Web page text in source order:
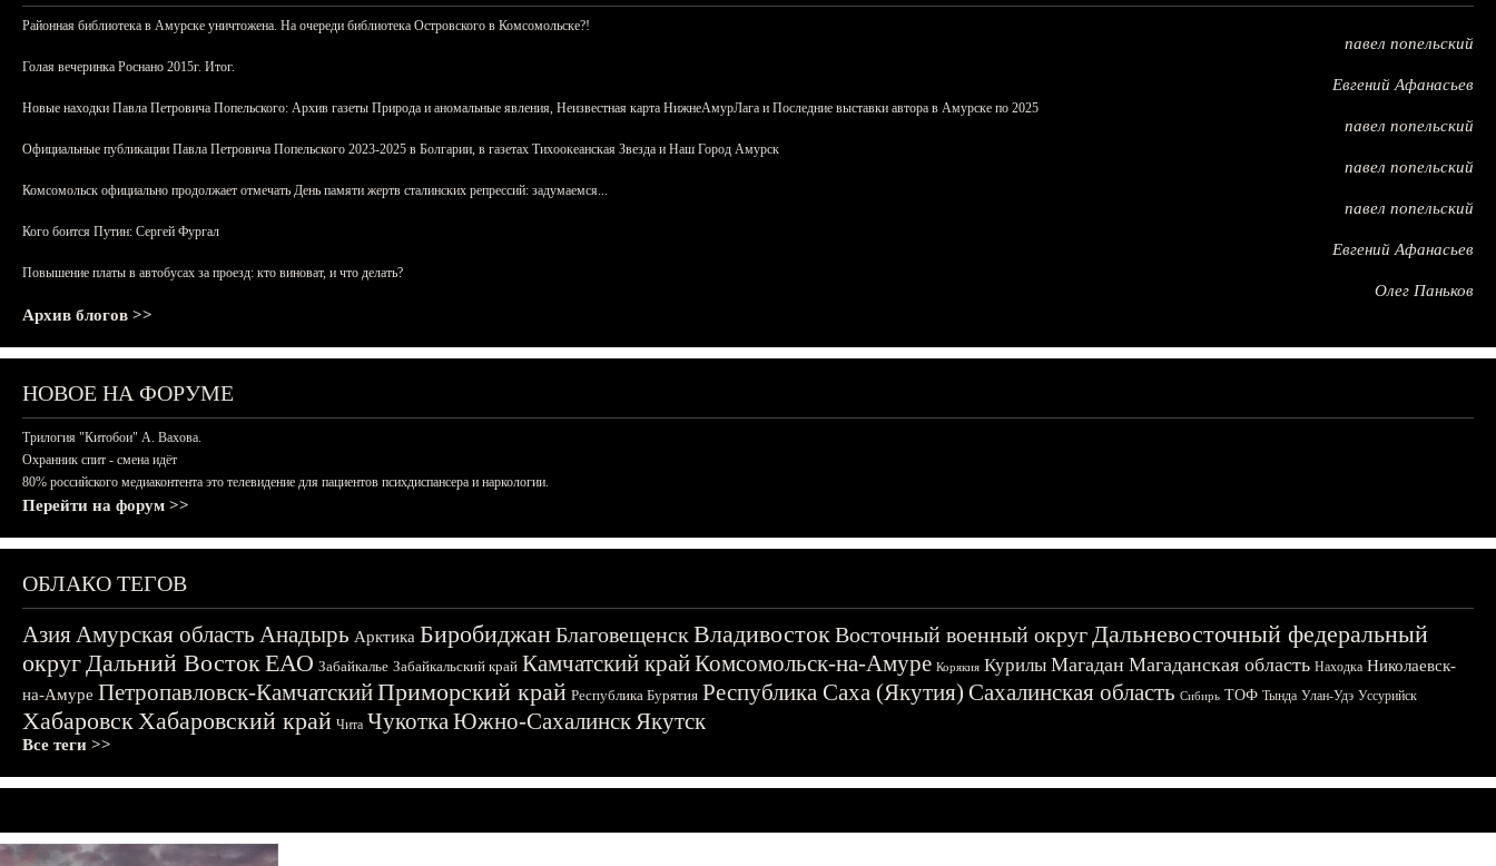
Районная библиотека в Амурске уничтожена. На очереди библиотека Островского в Комсомольске?!
павел попельский
Голая вечеринка Роснано 2015г. Итог.
Евгений Афанасьев
Новые находки Павла Петровича Попельского: Архив газеты Природа и аномальные явления, Неизвестная карта НижнеАмурЛага и Последние выставки автора в Амурске по 2025
павел попельский
Официальные публикации Павла Петровича Попельского 2023-2025 в Болгарии, в газетах Тихоокеанская Звезда и Наш Город Амурск
павел попельский
Комсомольск официально продолжает отмечать День памяти жертв сталинских репрессий: задумаемся...
павел попельский
Кого боится Путин: Сергей Фургал
Евгений Афанасьев
Повышение платы в автобусах за проезд: кто виноват, и что делать?
Олег Паньков
Архив блогов >>
НОВОЕ НА ФОРУМЕ
Трилогия "Китобои" А. Вахова.
Охранник спит - смена идёт
80% российского медиаконтента это телевидение для пациентов психдиспансера и наркологии.
Перейти на форум >>
ОБЛАКО ТЕГОВ
АзияАмурская область Анадырь Арктика БиробиджанБлаговещенскВладивостокВосточный военный округДальневосточный федеральный
округДальний ВостокЕАО Забайкалье Забайкальский край Камчатский крайКомсомольск-на-Амуре Корякия Курилы Магадан Магаданская область Находка Николаевск-
на-Амуре Петропавловск-КамчатскийПриморский край Республика Бурятия Республика Саха (Якутия) Сахалинская область Сибирь ТОФ Тында Улан-Удэ Уссурийск
ХабаровскХабаровский край Чита ЧукоткаЮжно-СахалинскЯкутск
Все теги >>